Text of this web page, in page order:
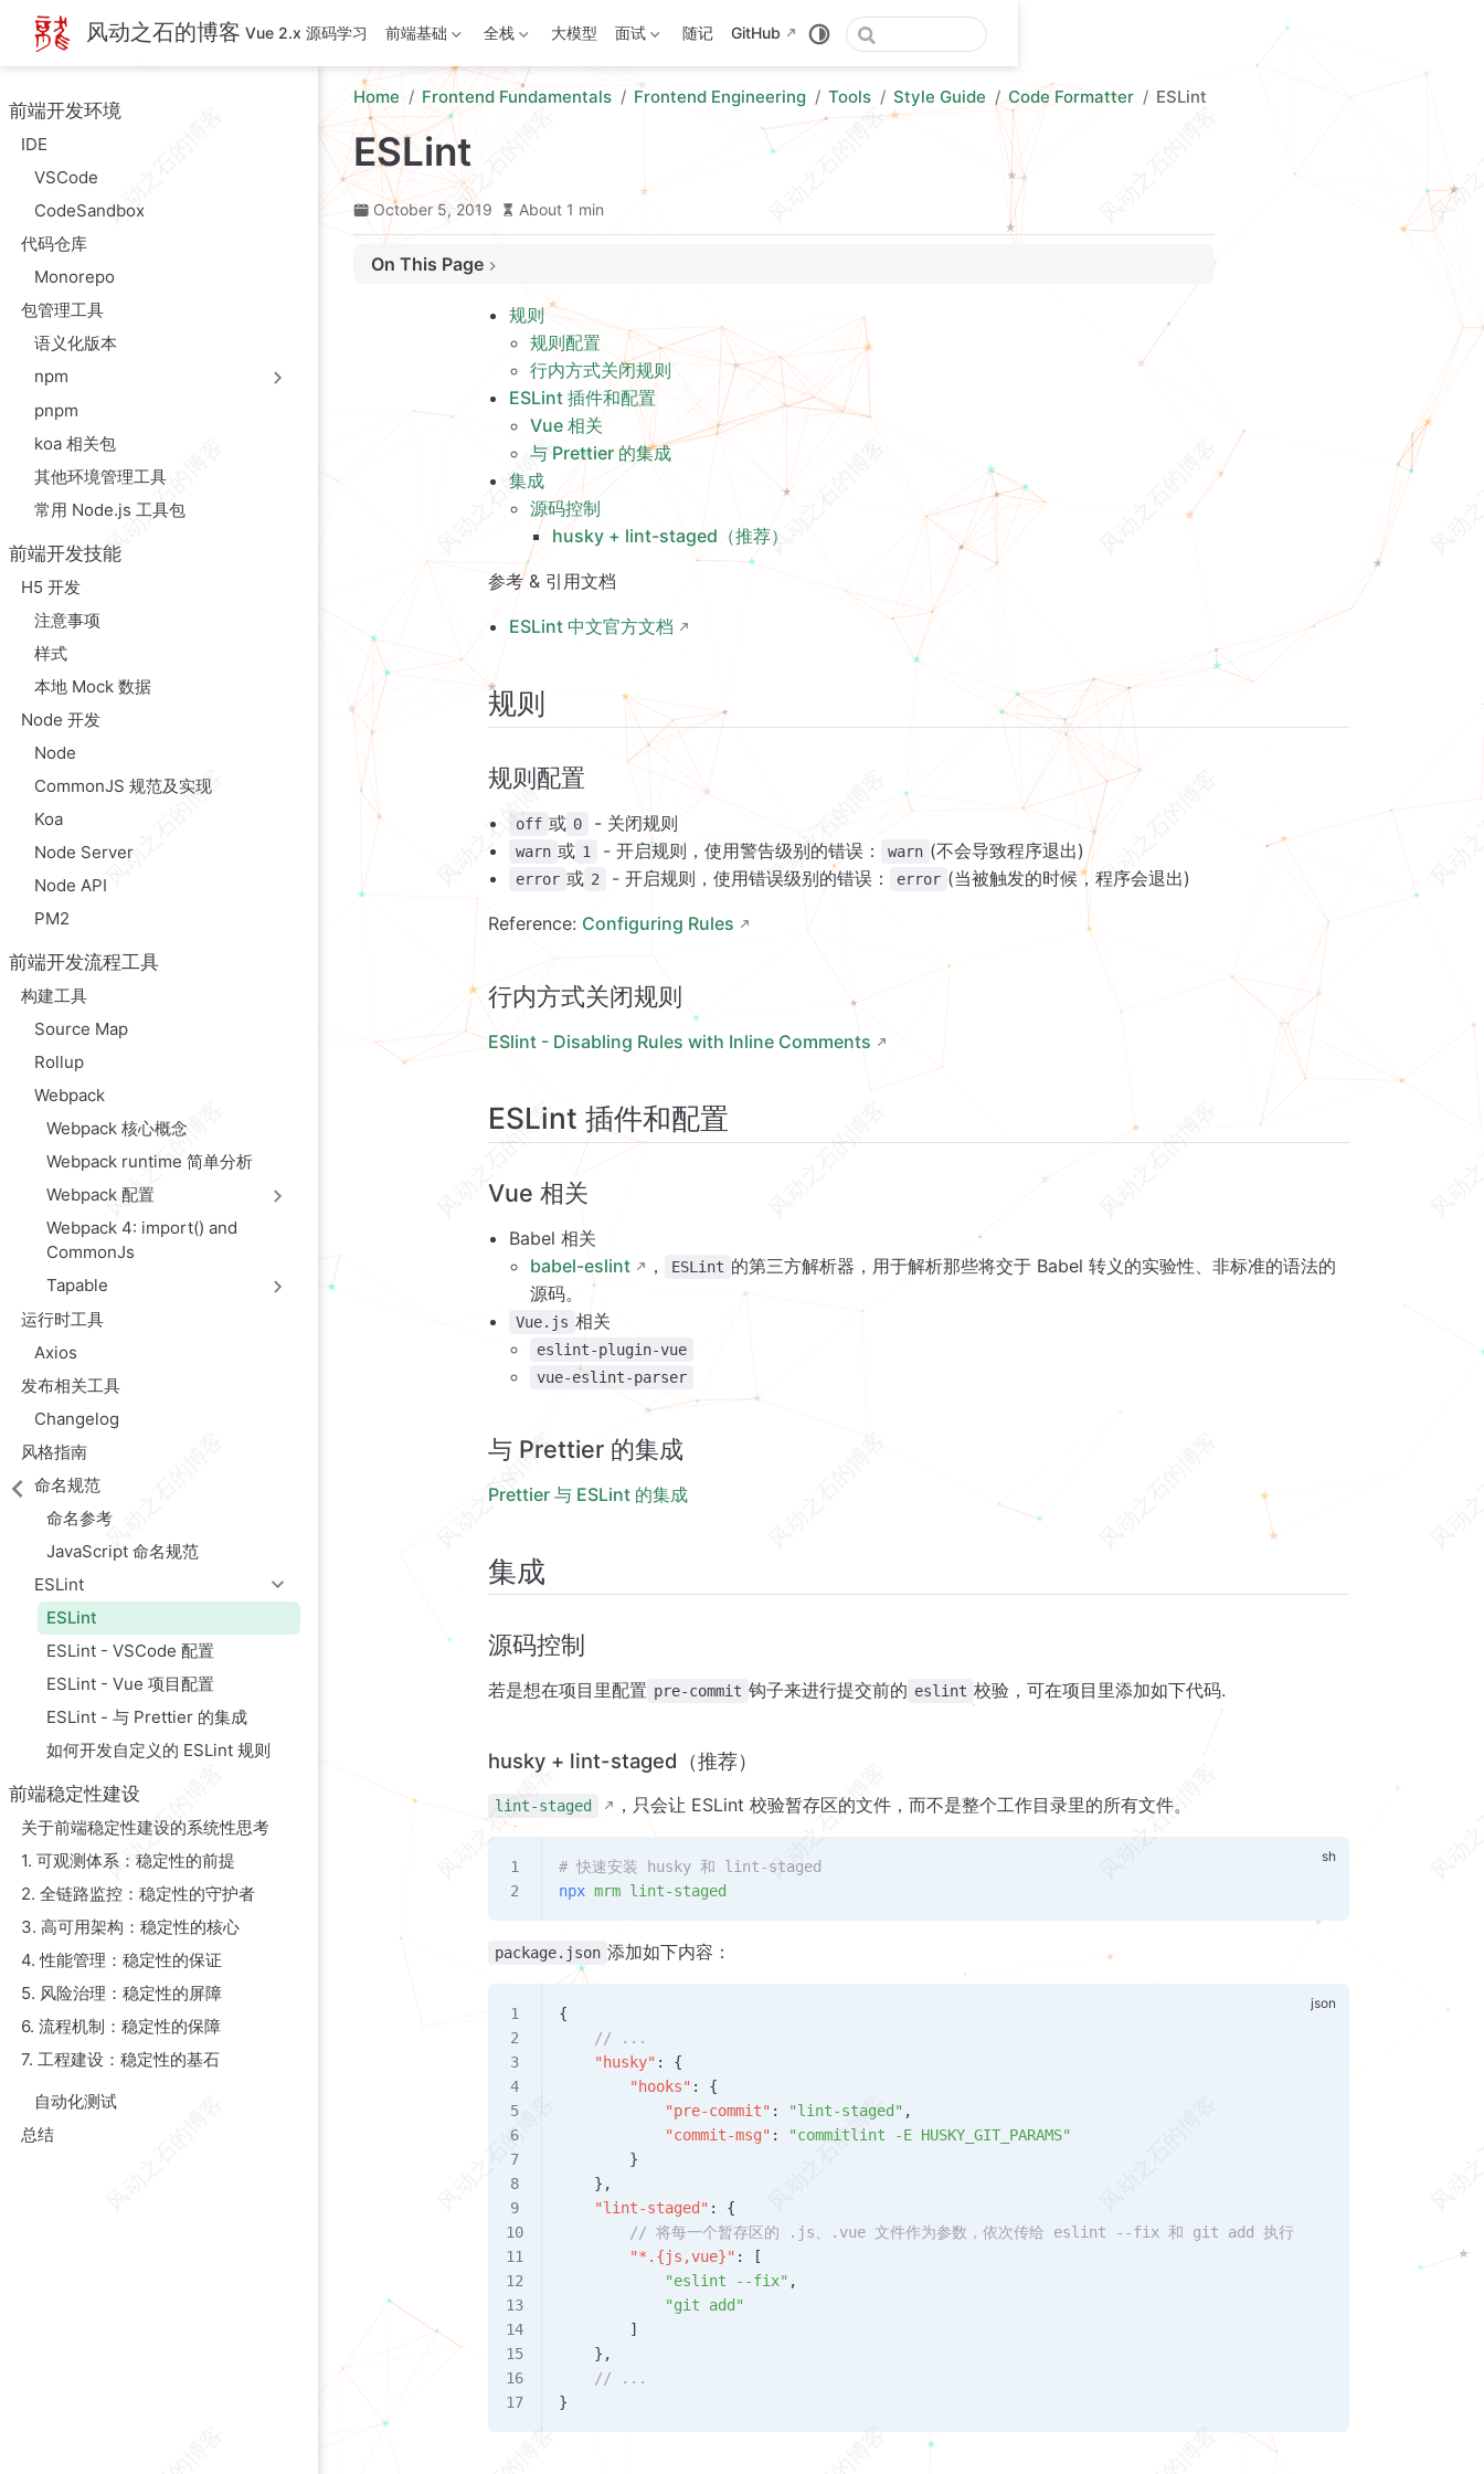
Skip to main content
风动之石的博客 Vue 2.x 源码学习 前端基础 全栈 大模型 面试 随记 GitHub
前端开发环境
IDE
VSCode
CodeSandbox
代码仓库
Monorepo
包管理工具
语义化版本
npm
pnpm
koa 相关包
其他环境管理工具
常用 Node.js 工具包
前端开发技能
H5 开发
注意事项
样式
本地 Mock 数据
Node 开发
Node
CommonJS 规范及实现
Koa
Node Server
Node API
PM2
前端开发流程工具
构建工具
Source Map
Rollup
Webpack
Webpack 核心概念
Webpack runtime 简单分析
Webpack 配置
Webpack 4: import() and
CommonJs
Tapable
运行时工具
Axios
发布相关工具
Changelog
风格指南
命名规范
命名参考
JavaScript 命名规范
ESLint
ESLint
ESLint - VSCode 配置
ESLint - Vue 项目配置
ESLint - 与 Prettier 的集成
如何开发自定义的 ESLint 规则
前端稳定性建设
关于前端稳定性建设的系统性思考
1. 可观测体系：稳定性的前提
2. 全链路监控：稳定性的守护者
3. 高可用架构：稳定性的核心
4. 性能管理：稳定性的保证
5. 风险治理：稳定性的屏障
6. 流程机制：稳定性的保障
7. 工程建设：稳定性的基石
自动化测试
总结
Home Frontend Fundamentals Frontend Engineering Tools Style Guide Code Formatter ESLint
ESLint
October 5, 2019 About 1 min
On This Page
Vue 相关
规则
规则配置
行内方式关闭规则
ESLint 插件和配置
Vue 相关
与 Prettier 的集成
集成
源码控制
husky + lint-staged（推荐）
参考 & 引用文档
ESLint 中文官方文档
规则
规则配置
off 或 0 - 关闭规则
warn 或 1 - 开启规则，使用警告级别的错误： warn (不会导致程序退出)
error 或 2 - 开启规则，使用错误级别的错误： error (当被触发的时候，程序会退出)
Reference: Configuring Rules
行内方式关闭规则
ESlint - Disabling Rules with Inline Comments
ESLint 插件和配置
Vue 相关
Babel 相关
babel-eslint
， ESLint 的第三方解析器，用于解析那些将交于 Babel 转义的实验性、非标准的语法的
源码。
Vue.js 相关
eslint-plugin-vue
vue-eslint-parser
与 Prettier 的集成
Prettier 与 ESLint 的集成
集成
源码控制
若是想在项目里配置 pre-commit 钩子来进行提交前的 eslint 校验，可在项目里添加如下代码.
husky + lint-staged（推荐）
lint-staged ，只会让 ESLint 校验暂存区的文件，而不是整个工作目录里的所有文件。
# 快速安装 husky 和 lint-staged
npx mrm lint-staged
package.json 添加如下内容：
{
    // ...
    "husky"
: {
        "hooks"
: {
            "pre-commit"
: "lint-staged" ,
            "commit-msg"
:
"commitlint -E HUSKY_GIT_PARAMS"
        }
    },
    "lint-staged"
: {
        // 将每一个暂存区的 .js、.vue 文件作为参数，依次传给 eslint --fix 和 git add 执行
        "*.{js,vue}"
: [
            "eslint --fix"
,
            "git add"
        ]
    },
    // ...
}